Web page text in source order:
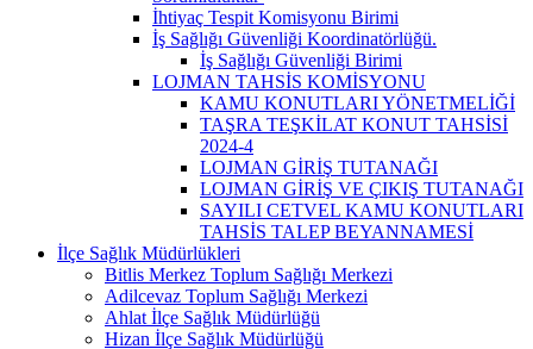
İhtiyaç Tespit Komisyonu Birimi
İş Sağlığı Güvenliği Koordinatörlüğü.
İş Sağlığı Güvenliği Birimi
LOJMAN TAHSİS KOMİSYONU
KAMU KONUTLARI YÖNETMELİĞİ
TAŞRA TEŞKİLAT KONUT TAHSİSİ
2024-4
LOJMAN GİRİŞ TUTANAĞI
LOJMAN GİRİŞ VE ÇIKIŞ TUTANAĞI
SAYILI CETVEL KAMU KONUTLARI
TAHSİS TALEP BEYANNAMESİ
İlçe Sağlık Müdürlükleri
Bitlis Merkez Toplum Sağlığı Merkezi
Adilcevaz Toplum Sağlığı Merkezi
Ahlat İlçe Sağlık Müdürlüğü
Hizan İlçe Sağlık Müdürlüğü